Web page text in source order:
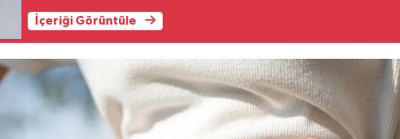
İçeriği Görüntüle